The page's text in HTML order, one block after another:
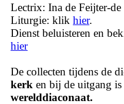
Lectrix: Ina de Feijter-
Liturgie: klik hier.
Dienst beluisteren en
hier
De collecten tijdens de
kerk en bij de uitgang
werelddiaconaat.